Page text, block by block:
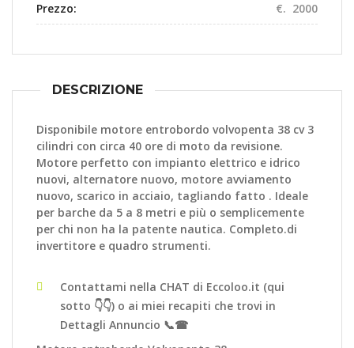
Prezzo: €. 2000
DESCRIZIONE
Disponibile motore entrobordo volvopenta 38 cv 3
cilindri con circa 40 ore di moto da revisione.
Motore perfetto con impianto elettrico e idrico
nuovi, alternatore nuovo, motore avviamento
nuovo, scarico in acciaio, tagliando fatto . Ideale
per barche da 5 a 8 metri e più o semplicemente
per chi non ha la patente nautica. Completo.di
invertitore e quadro strumenti.
Contattami nella CHAT di Eccoloo.it (qui
sotto 👇👇) o ai miei recapiti che trovi in
Dettagli Annuncio 📞☎